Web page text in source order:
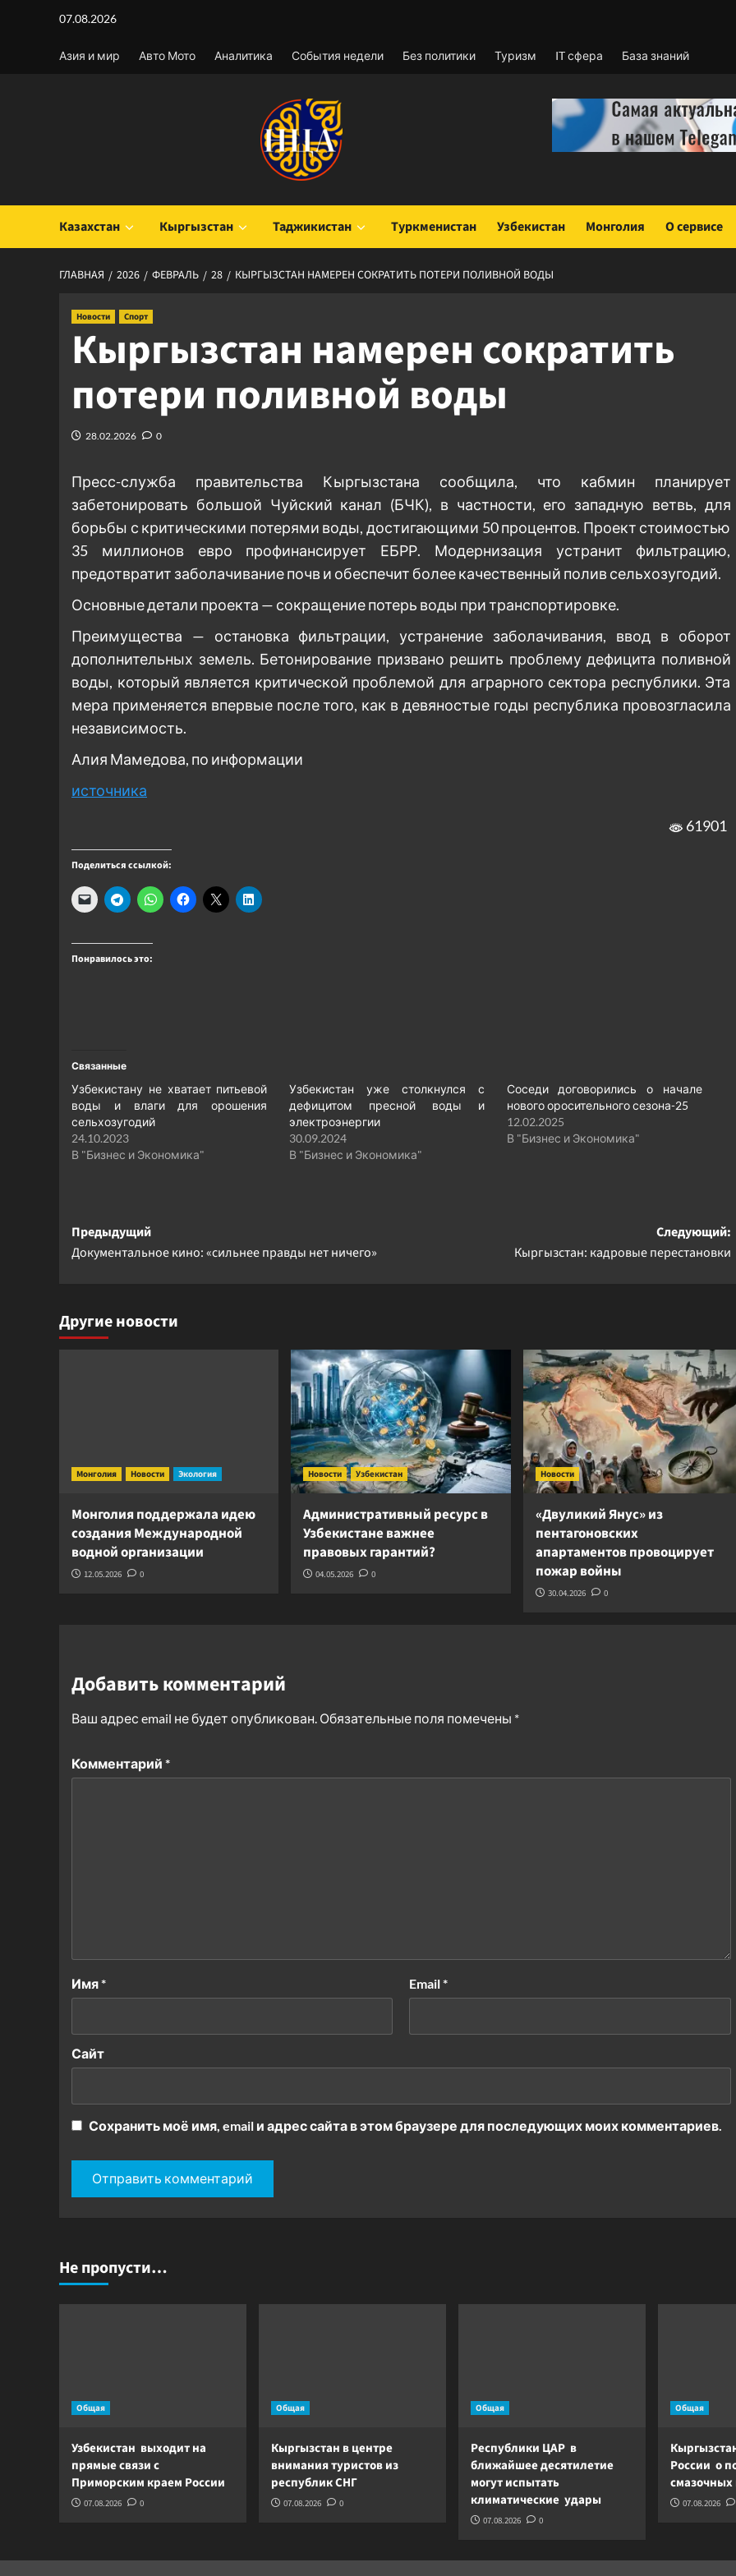
содержимому
07.08.2026
Азия и мир Авто Мото Аналитика События недели Без политики Туризм IT сфера База знаний
Казахстан Кыргызстан Таджикистан Туркменистан Узбекистан Монголия О сервисе
ГЛАВНАЯ 2026 ФЕВРАЛЬ 28 КЫРГЫЗСТАН НАМЕРЕН СОКРАТИТЬ ПОТЕРИ ПОЛИВНОЙ ВОДЫ
Новости Спорт
Кыргызстан намерен сократить
потери поливной воды
28.02.2026 0
Пресс-служба правительства Кыргызстана сообщила, что кабмин планирует
забетонировать большой Чуйский канал (БЧК), в частности, его западную ветвь, для
борьбы с критическими потерями воды, достигающими 50 процентов. Проект стоимостью
35 миллионов евро профинансирует ЕБРР. Модернизация устранит фильтрацию,
предотвратит заболачивание почв и обеспечит более качественный полив сельхозугодий.
Основные детали проекта — сокращение потерь воды при транспортировке.
Преимущества — остановка фильтрации, устранение заболачивания, ввод в оборот
дополнительных земель. Бетонирование призвано решить проблему дефицита поливной
воды, который является критической проблемой для аграрного сектора республики. Эта
мера применяется впервые после того, как в девяностые годы республика провозгласила
независимость.
Алия Мамедова, по информации
источника
61901
Поделиться ссылкой:
Понравилось это:
Связанные
Узбекистану не хватает питьевой
воды и влаги для орошения
сельхозугодий
24.10.2023
В "Бизнес и Экономика"
Узбекистан уже столкнулся с
дефицитом пресной воды и
электроэнергии
30.09.2024
В "Бизнес и Экономика"
Соседи договорились о начале
нового оросительного сезона-25
12.02.2025
В "Бизнес и Экономика"
Навигация
записи
Предыдущий
Документальное кино: «сильнее правды нет ничего»
Следующий:
Кыргызстан: кадровые перестановки
Другие новости
Монголия Новости Экология
Монголия поддержала идею
создания Международной
водной организации
12.05.2026 0
Новости Узбекистан
Административный ресурс в
Узбекистане важнее
правовых гарантий?
04.05.2026 0
Новости
«Двуликий Янус» из
пентагоновских
апартаментов провоцирует
пожар войны
30.04.2026 0
Добавить комментарий
Ваш адрес email не будет опубликован. Обязательные поля помечены *
Комментарий *
Имя* Email*
Сайт
Сохранить моё имя, email и адрес сайта в этом браузере для последующих моих комментариев.
Не пропусти…
Общая
Узбекистан выходит на
прямые связи с
Приморским краем России
07.08.2026 0
Общая
Кыргызстан в центре
внимания туристов из
республик СНГ
07.08.2026 0
Общая
Республики ЦАР в
ближайшее десятилетие
могут испытать
климатические удары
07.08.2026 0
Общая
России о
07.08.2026